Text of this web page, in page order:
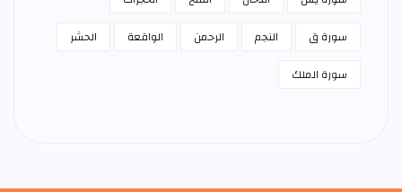
سورة ق
النجم الرحمن الواقعة
الحشر
سورة الملك